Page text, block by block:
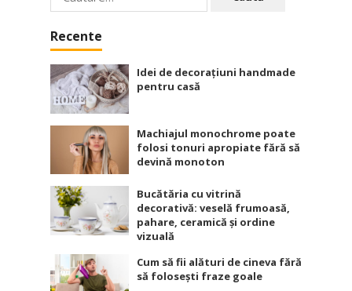
după:
Recente
Idei de decorațiuni handmade
pentru casă
Machiajul monochrome poate
folosi tonuri apropiate fără să
devină monoton
Bucătăria cu vitrină
decorativă: veselă frumoasă,
pahare, ceramică și ordine
vizuală
Cum să fii alături de cineva fără
să folosești fraze goale